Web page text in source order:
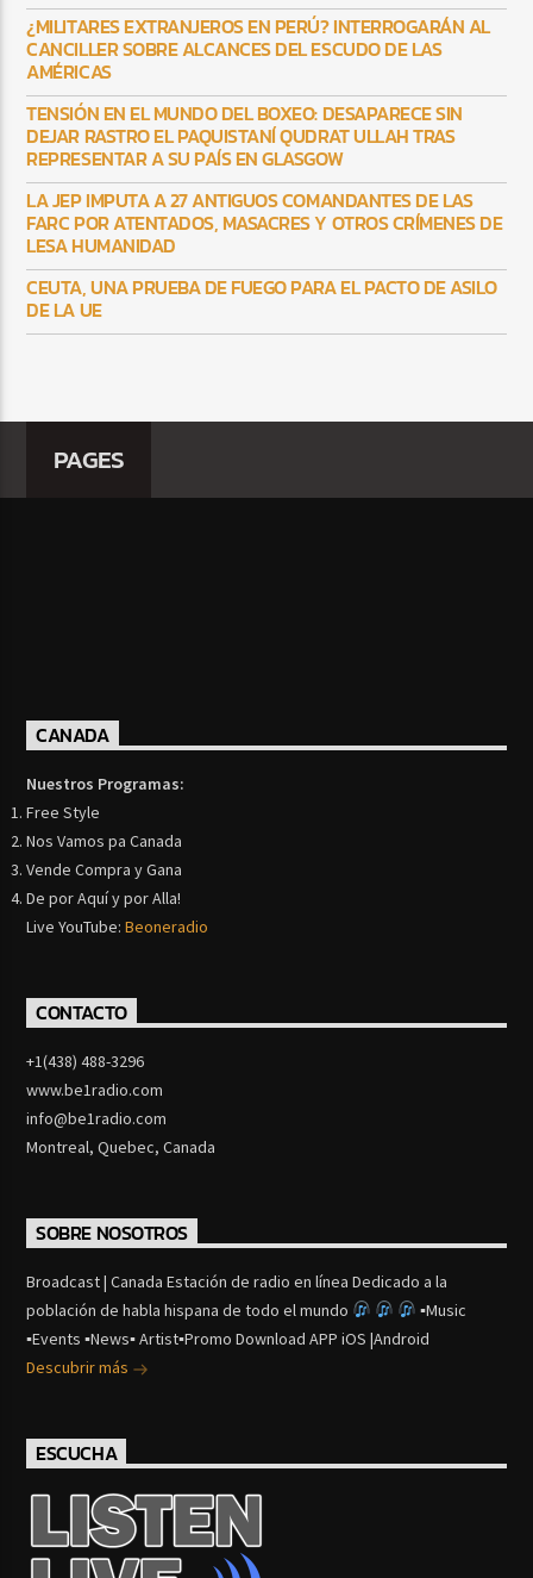
¿MILITARES EXTRANJEROS EN PERÚ? INTERROGARÁN AL
CANCILLER SOBRE ALCANCES DEL ESCUDO DE LAS
AMÉRICAS
TENSIÓN EN EL MUNDO DEL BOXEO: DESAPARECE SIN
DEJAR RASTRO EL PAQUISTANÍ QUDRAT ULLAH TRAS
REPRESENTAR A SU PAÍS EN GLASGOW
LA JEP IMPUTA A 27 ANTIGUOS COMANDANTES DE LAS
FARC POR ATENTADOS, MASACRES Y OTROS CRÍMENES DE
LESA HUMANIDAD
CEUTA, UNA PRUEBA DE FUEGO PARA EL PACTO DE ASILO
DE LA UE
PAGES
CANADA
Nuestros Programas:
Free Style
Nos Vamos pa Canada
Vende Compra y Gana
De por Aquí y por Alla!
Live YouTube:Beoneradio
CONTACTO
+1(438) 488-3296
www.be1radio.com
info@be1radio.com
Montreal, Quebec, Canada
SOBRE NOSOTROS
Broadcast | Canada Estación de radio en línea Dedicado a la
población de habla hispana de todo el mundo
▪Music
▪Events ▪News▪ Artist▪Promo Download APP iOS |Android
Descubrir más
ESCUCHA